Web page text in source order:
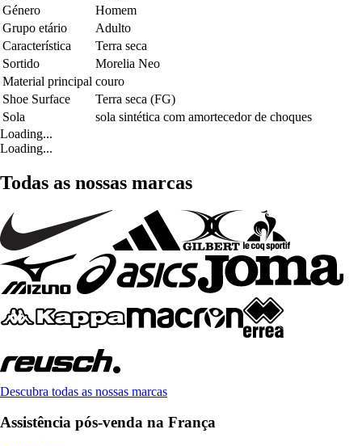
Género
Homem
Grupo etário
Adulto
Característica
Terra seca
Sortido
Morelia Neo
Material principal couro
Shoe Surface
Terra seca (FG)
Sola
sola sintética com amortecedor de choques
Loading...
Loading...
Todas as nossas marcas
Descubra todas as nossas marcas
Assistência pós-venda na França